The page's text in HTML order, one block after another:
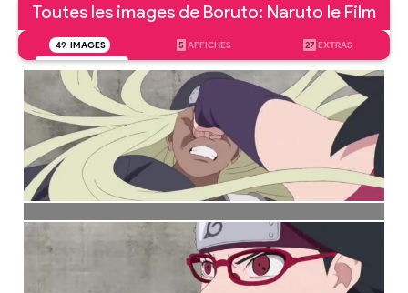
Toutes les images de Boruto: Naruto le Film
49 IMAGES 5 AFFICHES 27 EXTRAS